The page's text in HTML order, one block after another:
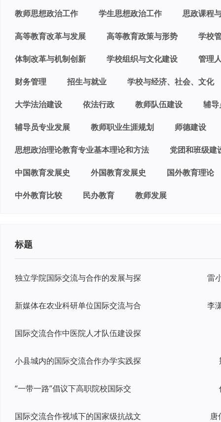
教师思想政治工作 学生思想政治工作 思政课程
高等教育改革与发展 高等教育政策与形势 学校
体制改革与机制创新 学校组织与文化建设 管理
财务管理 招生与就业 学校与经济、社会、文化
大学法治建设 依法行政 教师队伍建设 辅
辅导员专业发展 教师职业生涯规划 师德建设
思想政治理论教育专业基本理论和方法 党团和班级建
中国教育发展史 外国教育发展史 国外教育理论
中外教育比较 民办教育 教师发展
标题
独立学院国际交流与合作的发展与探
新媒体在农业科研单位国际交流与合
国际交流合作中医院人才队伍建设探
小县城内的国际交流合作办学实践探
“一带一路”倡议下高职院校国际交
国际交流合作视域下的国家级抗战文 唐